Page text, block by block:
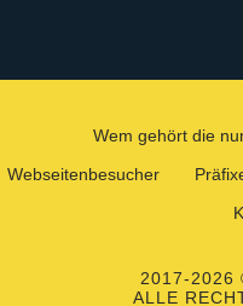
Wem gehört die
Webseitenbesucher
2017-2026
ALLE